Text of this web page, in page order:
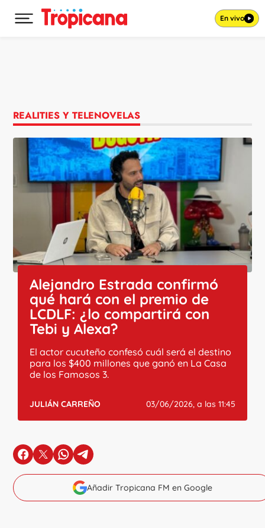
Desplegar menú principal En vivo
REALITIES Y TELENOVELAS
Alejandro Estrada confirmó
qué hará con el premio de
LCDLF: ¿lo compartirá con
Tebi y Alexa?
El actor cucuteño confesó cuál será el destino
para los $400 millones que ganó en La Casa
de los Famosos 3.
JULIÁN CARREÑO 03/06/2026, a las 11:45
en Facebook
en Xen Whatsapp
en Telegram
Añadir Tropicana FM en Google